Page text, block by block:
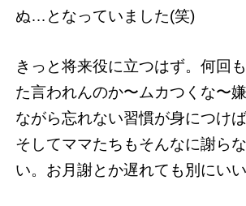
ぬ…となっていました(笑)
きっと将来役に立つはず。何回
た言われんのか〜ムカつくな〜
ながら忘れない習慣が身につけば
そしてママたちもそんなに謝ら
い。お月謝とか遅れても別にい